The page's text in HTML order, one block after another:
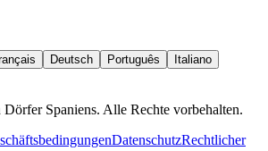
Deutsch Português
Italiano
Spaniens. Alle Rechte vorbehalten.
DatenschutzRechtlicher